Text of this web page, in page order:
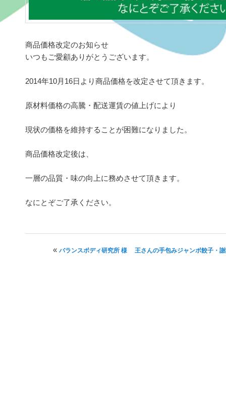
商品価格改定のお知らせ
いつもご愛顧ありがとうございます。
2014年10月16日より商品価格を改定させて頂きます。
原材料価格の高騰・配送運賃の値上げにより
現状の価格を維持することが困難になりました。
商品価格改定後は、
一層の品質・味の向上に務めさせて頂きます。
なにとぞご了承ください。
投稿ナビゲーション
« バランスボディ研究所 様 王さんの手包みジャンボ餃子・